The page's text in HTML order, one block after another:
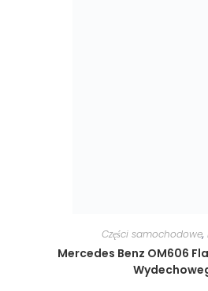
Części samochodowe,
Mercedes Benz OM606